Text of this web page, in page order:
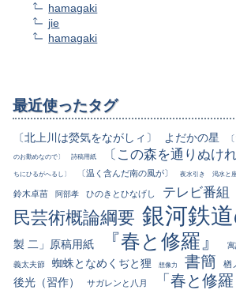
hamagaki
jie
hamagaki
最近使ったタグ
〔北上川は熒気をながしィ〕 よだかの星
のお勤めなので〕 詩稿用紙 〔この森を通りぬけれ
ちにひるがへるし〕 〔温く含んだ南の風が〕 夜水引き 渇水と
鈴木卓苗 阿部孝 ひのきとひなげし テレビ番組
民芸術概論綱要 銀河鉄
製 二」原稿用紙
『春と修羅』
義太夫節 蜘蛛となめくぢと狸 想像力 書簡 楢
後光（習作）
サガレンと八月 「春と修